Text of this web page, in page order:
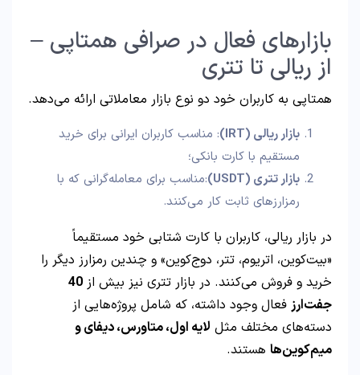
بازارهای فعال در صرافی همتاپی –
از ریالی تا تتری
همتاپی به کاربران خود دو نوع بازار معاملاتی ارائه می‌دهد.
بازار ریالی (IRT)
: مناسب کاربران ایرانی برای خرید
مستقیم با کارت بانکی؛
بازار تتری (USDT)
:مناسب برای معامله‌گرانی که با
رمزارزهای ثابت کار می‌کنند.
در بازار ریالی، کاربران با کارت شتابی خود مستقیماً
«بیت‌کوین، اتریوم، تتر، دوج‌کوین» و چندین رمزارز دیگر را
خرید و فروش می‌کنند. در بازار تتری نیز بیش از 40
جفت‌ارز فعال وجود داشته، که شامل پروژه‌هایی از
دسته‌های مختلف مثل لایه اول، متاورس، دیفای و
میم‌کوین‌ها هستند.